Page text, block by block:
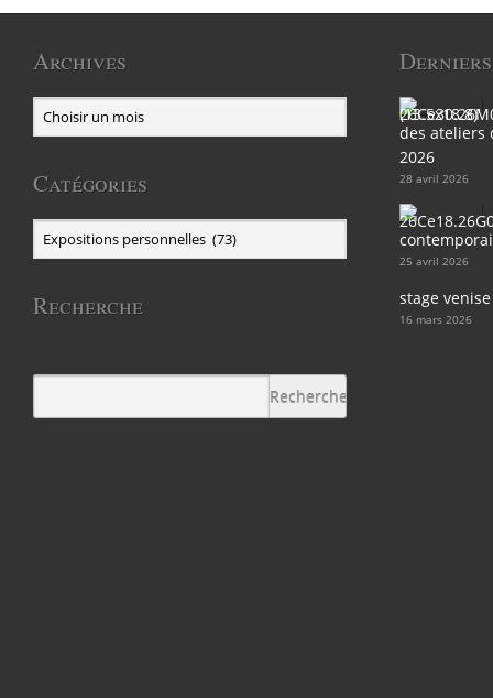
Archives
Catégories
Recherche
des ateliers
2026
28 avril 2026
25 avril 2026
stage
16 mars 2026